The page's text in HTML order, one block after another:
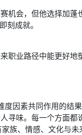
机会，但他选择加蓬
刻成就。
职业路径中能更好地
因素共同作用的结
寻味。每一个方面都
族、情感、文化与未